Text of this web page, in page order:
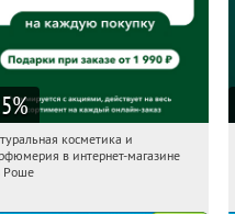
%
15:31:20 Получили:
косметика и
в интернет-магазине
Роше